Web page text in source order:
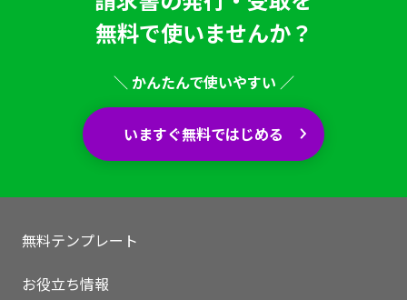
無料で使いませんか？
＼ かんたんで使いやすい ／
いますぐ無料ではじめる
無料テンプレート
お役立ち情報